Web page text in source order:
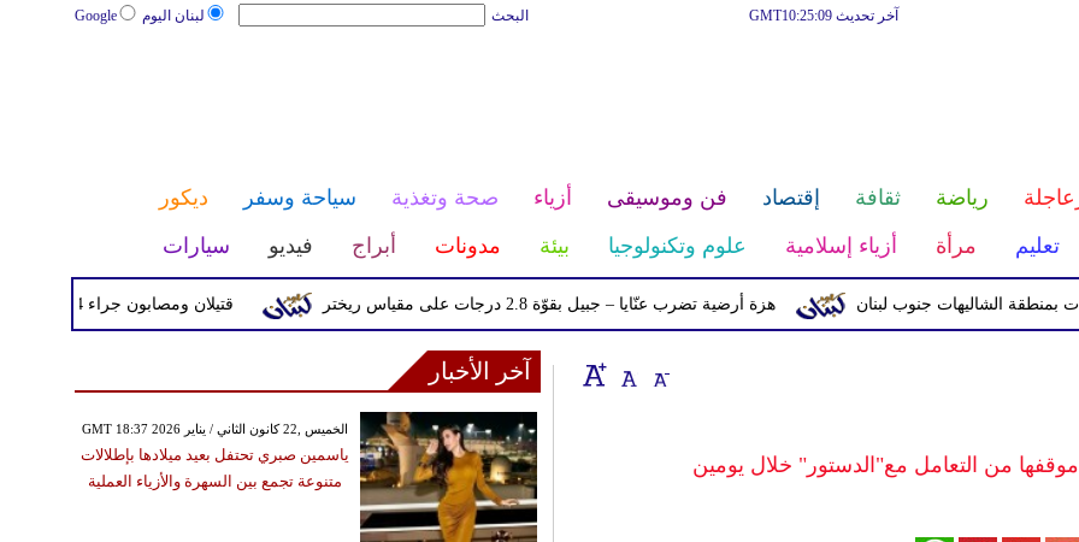
لبنان اليوم Google البحث آخر تحديث GMT10:25:09
رياضة ثقافة إقتصاد فن وموسيقى أزياء صحة وتغذية سياحة وسفر
ديكور
تعليم مرأة أزياء إسلامية علوم وتكنولوجيا بيئة مدونات أبراج فيديو سيارات
قتيلان ومصابون جراء 14 غارة إسرائيلية على شرق وجنوب لبنان هزة أرضية تضرب عنّايا – جبيل بقوّة 2.8 درجات على مقياس ريختر الشاليهات جنوب لبنان
من التعامل مع"الدستور" خلال يومين
آخر الأخبار
GMT 18:37 2026 الخميس ,22 كانون الثاني / يناير
ياسمين صبري تحتفل بعيد ميلادها بإطلالات
متنوعة تجمع بين السهرة والأزياء العملية